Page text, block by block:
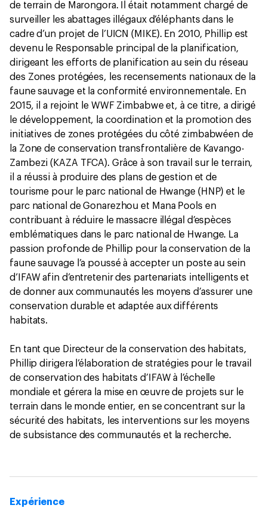
de terrain de Marongora. Il était notamment chargé de
surveiller les abattages illégaux d’éléphants dans le
cadre d’un projet de l’UICN (MIKE). En 2010, Phillip est
devenu le Responsable principal de la planification,
dirigeant les efforts de planification au sein du réseau
des Zones protégées, les recensements nationaux de la
faune sauvage et la conformité environnementale. En
2015, il a rejoint le WWF Zimbabwe et, à ce titre, a dirigé
le développement, la coordination et la promotion des
initiatives de zones protégées du côté zimbabwéen de
la Zone de conservation transfrontalière de Kavango-
Zambezi (KAZA TFCA). Grâce à son travail sur le terrain,
il a réussi à produire des plans de gestion et de
tourisme pour le parc national de Hwange (HNP) et le
parc national de Gonarezhou et Mana Pools en
contribuant à réduire le massacre illégal d’espèces
emblématiques dans le parc national de Hwange. La
passion profonde de Phillip pour la conservation de la
faune sauvage l’a poussé à accepter un poste au sein
d’IFAW afin d’entretenir des partenariats intelligents et
de donner aux communautés les moyens d’assurer une
conservation durable et adaptée aux différents
habitats.
En tant que Directeur de la conservation des habitats,
Phillip dirigera l’élaboration de stratégies pour le travail
de conservation des habitats d’IFAW à l’échelle
mondiale et gérera la mise en œuvre de projets sur le
terrain dans le monde entier, en se concentrant sur la
sécurité des habitats, les interventions sur les moyens
de subsistance des communautés et la recherche.
Expérience